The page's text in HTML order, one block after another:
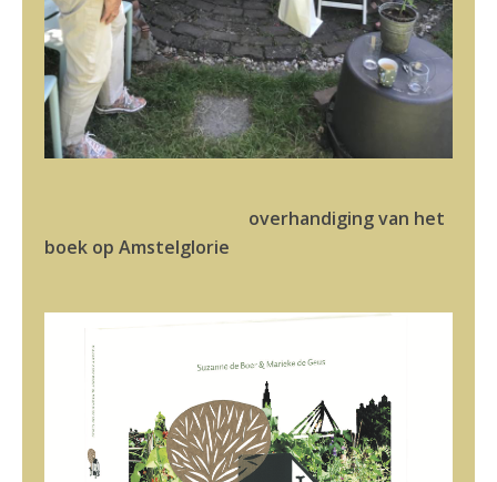
overhandiging van het
boek op Amstelglorie